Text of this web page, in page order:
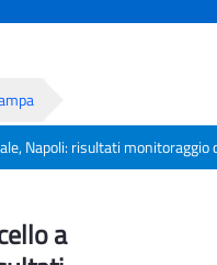
Napoli: risultati monitoraggio
a